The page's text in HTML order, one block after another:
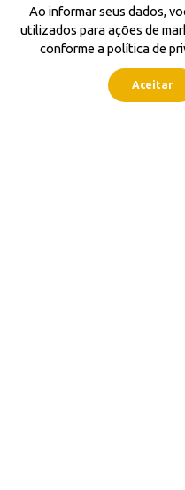
Ao informar seus dados,
utilizados para ações de
conforme a política de
Aceitar